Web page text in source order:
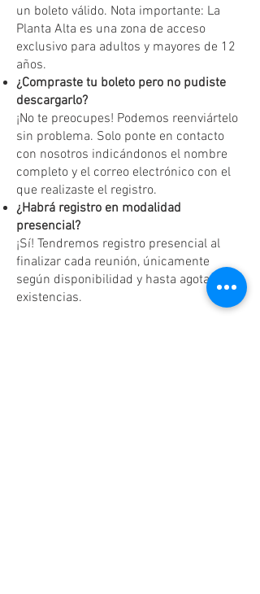
un boleto válido. Nota importante: La
Planta Alta es una zona de acceso
exclusivo para adultos y mayores de 12
años.
¿Compraste tu boleto pero no pudiste
descargarlo?
¡No te preocupes! Podemos reenviártelo
sin problema. Solo ponte en contacto
con nosotros indicándonos el nombre
completo y el correo electrónico con el
que realizaste el registro.
¿Habrá registro en modalidad
presencial?
¡Sí! Tendremos registro presencial al
finalizar cada reunión, únicamente
según disponibilidad y hasta agotar
existencias.